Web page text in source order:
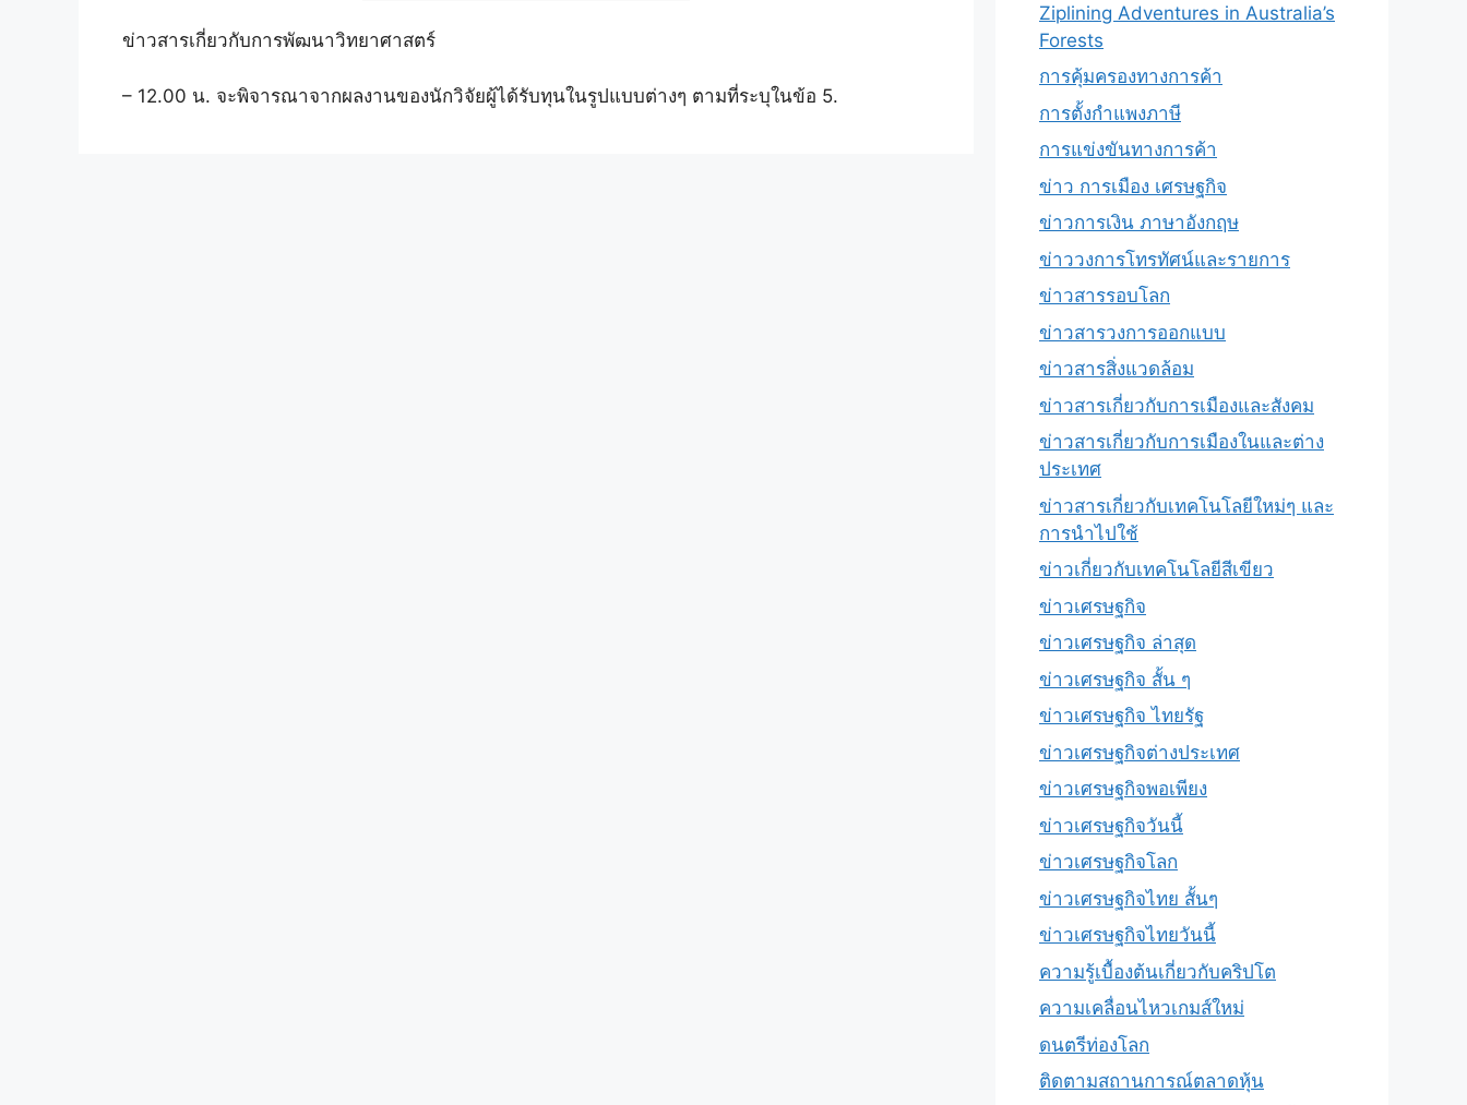
ข่าวสารเกี่ยวกับการพัฒนาวิทยาศาสตร์
– 12.00 น. จะพิจารณาจากผลงานของนักวิจัยผู้ได้รับทุนในรูปแบบต่างๆ ตามที่ระบุในข้อ 5.
Ziplining Adventures in Australia’s
Forests
การคุ้มครองทางการค้า
การตั้งกำแพงภาษี
การแข่งขันทางการค้า
ข่าว การเมือง เศรษฐกิจ
ข่าวการเงิน ภาษาอังกฤษ
ข่าววงการโทรทัศน์และรายการ
ข่าวสารรอบโลก
ข่าวสารวงการออกแบบ
ข่าวสารสิ่งแวดล้อม
ข่าวสารเกี่ยวกับการเมืองและสังคม
ข่าวสารเกี่ยวกับการเมืองในและต่าง
ประเทศ
ข่าวสารเกี่ยวกับเทคโนโลยีใหม่ๆ และ
การนำไปใช้
ข่าวเกี่ยวกับเทคโนโลยีสีเขียว
ข่าวเศรษฐกิจ
ข่าวเศรษฐกิจ ล่าสุด
ข่าวเศรษฐกิจ สั้น ๆ
ข่าวเศรษฐกิจ ไทยรัฐ
ข่าวเศรษฐกิจต่างประเทศ
ข่าวเศรษฐกิจพอเพียง
ข่าวเศรษฐกิจวันนี้
ข่าวเศรษฐกิจโลก
ข่าวเศรษฐกิจไทย สั้นๆ
ข่าวเศรษฐกิจไทยวันนี้
ความรู้เบื้องต้นเกี่ยวกับคริปโต
ความเคลื่อนไหวเกมส์ใหม่
ดนตรีท่องโลก
ติดตามสถานการณ์ตลาดหุ้น